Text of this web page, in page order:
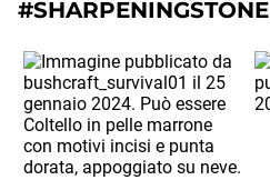
#SHARPENINGSTONE